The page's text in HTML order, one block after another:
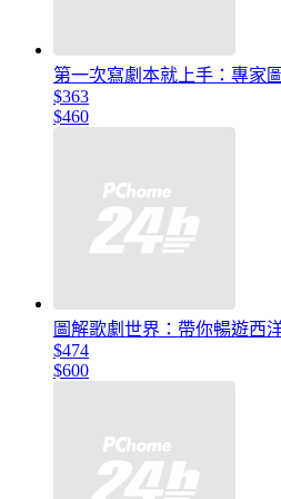
第一次寫劇本就上手：專家
$363
$460
圖解歌劇世界：帶你暢遊西
$474
$600